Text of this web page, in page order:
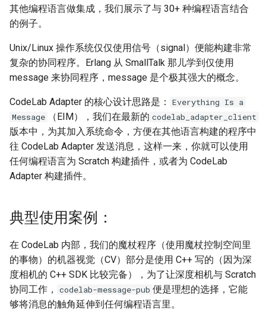
索
引
擎
入门案例2
无线Micro:bit：Radio
常见问题(FAQ)
将 Scratch 项目嵌入网站
与外部系统通信
PRO_KEY
历史(changelog)
programmable_stage
霍格沃兹
彩虹的旋律
击掌奏乐
目之所及
芝麻开门
纸做的开关
自制门禁系统
灰袍巫师
鼻梁上的老花镜
闭眼请熄灯
Python 与 Scratch
使用帮助
支持语言
C++
Rust
Golang
swift
c
bash
Racket
Scheme
MicroBlocks
MicroBlocks radio
micro:bit
micro:bit radio
Physics Engine
arduino UNO
EIM
EIM Monitor
EIM Trigger
HCI
乐器演奏 (Teachable
Machine)
安装Home Assistant
证书(license)
其他编程语言做集成，我们展示了与 30+ 种编程语言结合
的例子。
Unix/Linux 操作系统仅仅使用信号（signal）便能构建非常
复杂的协同程序。Erlang 从 SmallTalk 那儿学到仅使用
message 来协同程序，message 是个极其强大的概念。
CodeLab Adapter 的核心设计思路是：
Everything Is a
Message
（EIM），我们在最新的 codelab_adapter_client
版本中，为其加入系统命令，方便在其他语言构建的程序中
往 CodeLab Adapter 发送消息，这样一来，你就可以使用
任何编程语言为 Scratch 构建插件，或者为 CodeLab
Adapter 构建插件。
典型使用案例：
在 CodeLab 内部，我们的魔杖程序（使用魔杖控制空间里
的事物）的机器视觉（CV）部分是使用 C++ 写的（因为深
度相机的 C++ SDK 比较完备），为了让深度相机与 Scratch
协同工作，
codelab-message-pub 便是理想的选择，它能
够将消息的触角延伸到任何编程语言里。